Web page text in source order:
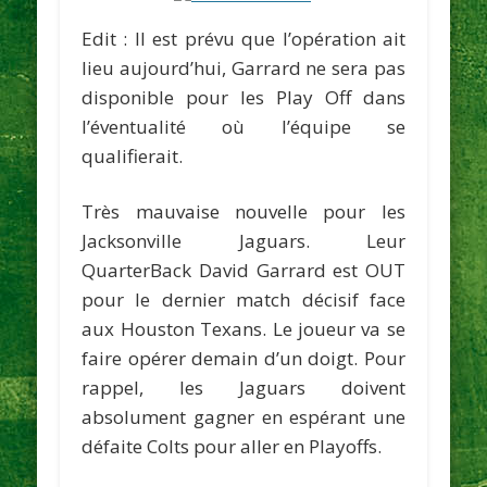
Edit : Il est prévu que l’opération ait
lieu aujourd’hui, Garrard ne sera pas
disponible pour les Play Off dans
l’éventualité où l’équipe se
qualifierait.
Très mauvaise nouvelle pour les
Jacksonville Jaguars. Leur
QuarterBack David Garrard est OUT
pour le dernier match décisif face
aux Houston Texans. Le joueur va se
faire opérer demain d’un doigt. Pour
rappel, les Jaguars doivent
absolument gagner en espérant une
défaite Colts pour aller en Playoffs.